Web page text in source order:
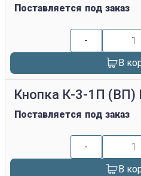
Поставляется под заказ
-
В
Кнопка К-3-1П (ВП)
Поставляется под заказ
-
В